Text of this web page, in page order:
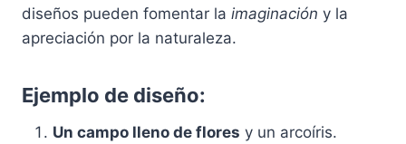
diseños pueden fomentar la imaginación y la
apreciación por la naturaleza.
Ejemplo de diseño:
Un campo lleno de flores y un arcoíris.